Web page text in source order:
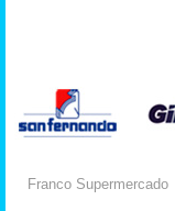
Franco Supermercado